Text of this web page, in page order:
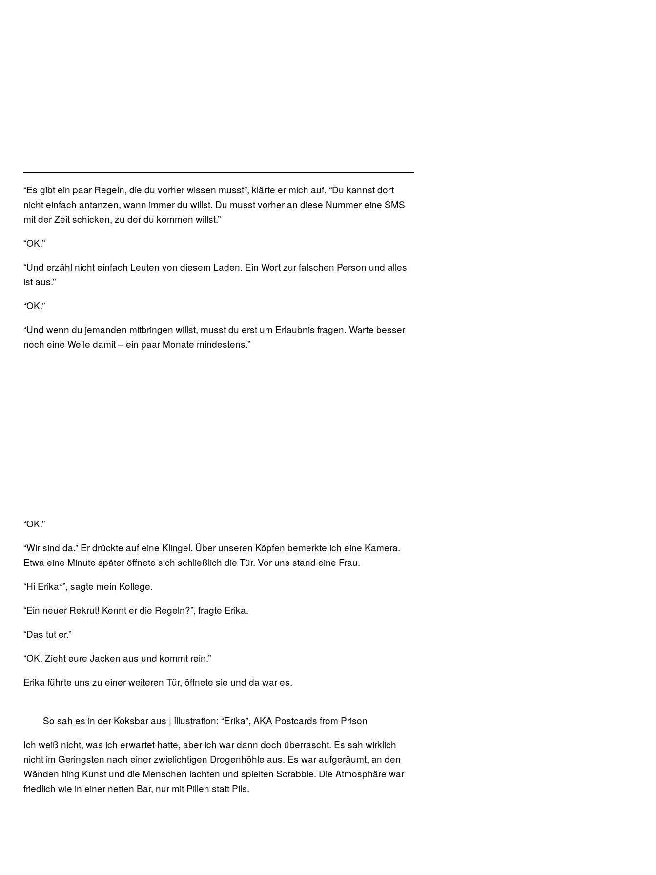
“Es gibt ein paar Regeln, die du vorher wissen musst”, klärte er mich auf. “Du kannst dort
nicht einfach antanzen, wann immer du willst. Du musst vorher an diese Nummer eine SMS
mit der Zeit schicken, zu der du kommen willst.”
“OK.”
“Und erzähl nicht einfach Leuten von diesem Laden. Ein Wort zur falschen Person und alles
ist aus.”
“OK.”
“Und wenn du jemanden mitbringen willst, musst du erst um Erlaubnis fragen. Warte besser
noch eine Weile damit – ein paar Monate mindestens.”
“OK.”
“Wir sind da.” Er drückte auf eine Klingel. Über unseren Köpfen bemerkte ich eine Kamera.
Etwa eine Minute später öffnete sich schließlich die Tür. Vor uns stand eine Frau.
“Hi Erika*”, sagte mein Kollege.
“Ein neuer Rekrut! Kennt er die Regeln?”, fragte Erika.
“Das tut er.”
“OK. Zieht eure Jacken aus und kommt rein.”
Erika führte uns zu einer weiteren Tür, öffnete sie und da war es.
So sah es in der Koksbar aus | Illustration: “Erika”, AKA Postcards from Prison
Ich weiß nicht, was ich erwartet hatte, aber ich war dann doch überrascht. Es sah wirklich
nicht im Geringsten nach einer zwielichtigen Drogenhöhle aus. Es war aufgeräumt, an den
Wänden hing Kunst und die Menschen lachten und spielten Scrabble. Die Atmosphäre war
friedlich wie in einer netten Bar, nur mit Pillen statt Pils.